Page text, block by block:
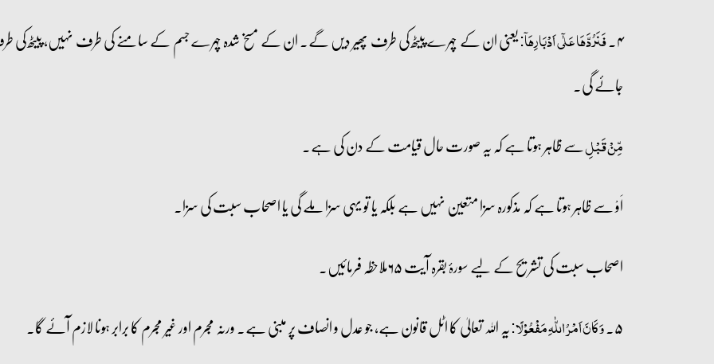
۴۔ فَنَرُدَّہَا عَلٰۤی اَدۡبَارِہَاۤ:یعنی ان کے چہرے پیٹھ کی طرف پھیر دیں گے۔ ان کے مسخ شدہ چہرے جسم کے سامنے کی طرف نہیں، پیٹھ
جائے گی۔
مِّنۡ قَبۡلِسے ظاہر ہوتا ہے کہ یہ صورت حال قیامت کے دن کی ہے۔
اَوْ سے ظاہر ہوتا ہے کہ مذکورہ سزا متعین نہیں ہے بلکہ یا تو یہی سزا ملے گی یا اصحاب سبت کی سزا۔
اصحاب سبت کی تشریح کے لیے سورۂ بقرہ آیت ۶۵ملاحظہ فرمائیں۔
۵۔ وَ کَانَ اَمۡرُ اللّٰہِ مَفۡعُوۡلًا:یہ اللہ تعالیٰ کا اٹل قانون ہے، جو عدل و انصاف پر مبنی ہے۔ ورنہ مجرم اور غیر مجرم کا برابر ہونا لازم آئے گا۔